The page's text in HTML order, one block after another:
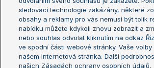
Turnaj mistryň
Aktualní trendy
Fotbalové přestupy
Livesport Daily
sledovací technologie zakázány, některé
obsahy a reklamy pro vás nemusí být tolik
nabídku můžete kdykoli znovu zobrazit a
nebo souhlas odvolat kliknutím na odkaz
ve spodní části webové stránky. Vaše
našem Internetová stránka. Další
našich Zásadách ochrany osobních údajů.